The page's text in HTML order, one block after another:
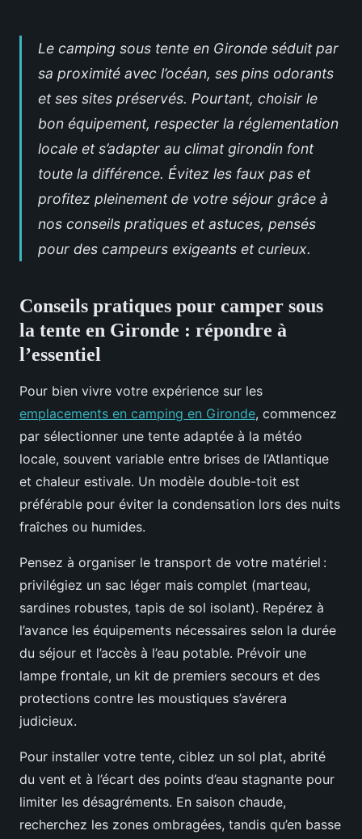
Le camping sous tente en Gironde séduit par
sa proximité avec l’océan, ses pins odorants
et ses sites préservés. Pourtant, choisir le
bon équipement, respecter la réglementation
locale et s’adapter au climat girondin font
toute la différence. Évitez les faux pas et
profitez pleinement de votre séjour grâce à
nos conseils pratiques et astuces, pensés
pour des campeurs exigeants et curieux.
Conseils pratiques pour camper sous
la tente en Gironde : répondre à
l’essentiel
Pour bien vivre votre expérience sur les
emplacements en camping en Gironde, commencez
par sélectionner une tente adaptée à la météo
locale, souvent variable entre brises de l’Atlantique
et chaleur estivale. Un modèle double-toit est
préférable pour éviter la condensation lors des nuits
fraîches ou humides.
Pensez à organiser le transport de votre matériel :
privilégiez un sac léger mais complet (marteau,
sardines robustes, tapis de sol isolant). Repérez à
l’avance les équipements nécessaires selon la durée
du séjour et l’accès à l’eau potable. Prévoir une
lampe frontale, un kit de premiers secours et des
protections contre les moustiques s’avérera
judicieux.
Pour installer votre tente, ciblez un sol plat, abrité
du vent et à l’écart des points d’eau stagnante pour
limiter les désagréments. En saison chaude,
recherchez les zones ombragées, tandis qu’en basse